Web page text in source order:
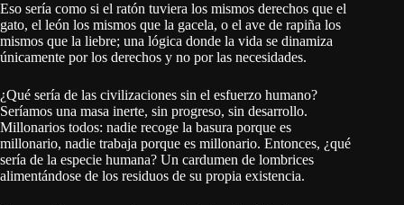
Eso sería como si el ratón tuviera los mismos derechos que el
gato, el león los mismos que la gacela, o el ave de rapiña los
mismos que la liebre; una lógica donde la vida se dinamiza
únicamente por los derechos y no por las necesidades.
¿Qué sería de las civilizaciones sin el esfuerzo humano?
Seríamos una masa inerte, sin progreso, sin desarrollo.
Millonarios todos: nadie recoge la basura porque es
millonario, nadie trabaja porque es millonario. Entonces, ¿qué
sería de la especie humana? Un cardumen de lombrices
alimentándose de los residuos de su propia existencia.